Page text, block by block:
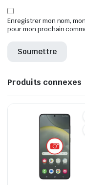
Enregistrer mon nom,
pour mon prochain
Produits connexes